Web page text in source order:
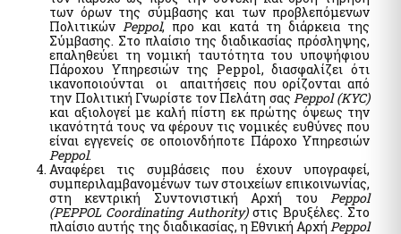
Benefits - Allowances
Social dividend
The Transport Equivalent
Citizens Information and Remote Service
myConsulLive
myKEPlive
Online appointment request at Citizens' Service Center
των όρων της σύμβασης και των προβλεπόμενων
ΠολιτικώνPeppol, προ και κατά τη διάρκεια της
Σύμβασης. Στο πλαίσιο της διαδικασίας πρόσληψης,
επαληθεύει τη νομική ταυτότητα του υποψήφιου
Πάροχου Υπηρεσιών της Peppol, διασφαλίζει ότι
ικανοποιούνται οι απαιτήσεις που ορίζονται από
την Πολιτική Γνωρίστε τον Πελάτη σαςPeppol (KYC)
και αξιολογεί με καλή πίστη εκ πρώτης όψεως την
ικανότητά τους να φέρουν τις νομικές ευθύνες που
είναι εγγενείς σε οποιονδήποτε Πάροχο Υπηρεσιών
Peppol.
Αναφέρει τις συμβάσεις που έχουν υπογραφεί,
συμπεριλαμβανομένων των στοιχείων επικοινωνίας,
στη κεντρική Συντονιστική Αρχή του Peppol
(PEPPOL Coordinating Authority)στις Βρυξέλες. Στο
πλαίσιο αυτής της διαδικασίας, η Εθνική Αρχή Peppol